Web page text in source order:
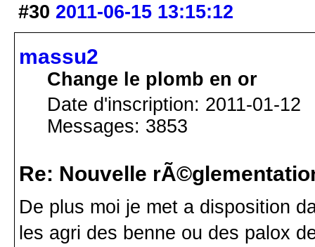
#30 2011-06-15 13:15:12
massu2
Change le plomb en or
Date d'inscription: 2011-01-12
Messages: 3853
Re: Nouvelle
De plus moi je met a disposition
les agri des benne ou des palox